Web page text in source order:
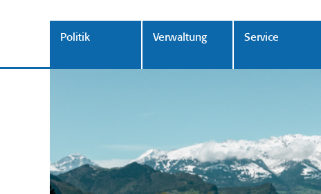
Politik Verwaltung Service